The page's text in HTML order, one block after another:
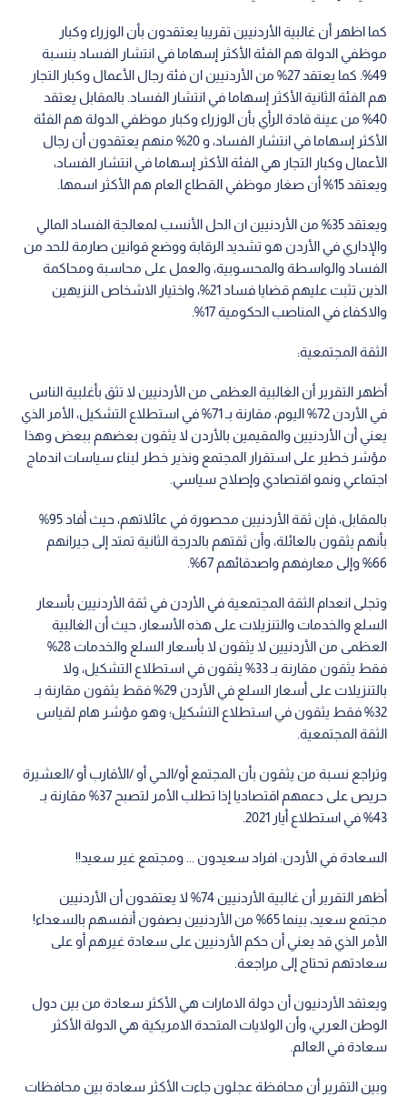
كما اظهر أن غالبية الأردنيين تقريبا يعتقدون بأن الوزراء وكبار
موظفي الدولة هم الفئة الأكثر إسهاما في انتشار الفساد بنسبة
49%. كما يعتقد 27% من الأردنيين ان فئة رجال الأعمال وكبار التجار
هم الفئة الثانية الأكثر إسهاما في انتشار الفساد. بالمقابل يعتقد
40% من عينة قادة الرأي بأن الوزراء وكبار موظفي الدولة هم الفئة
الأكثر إسهاما في انتشار الفساد، و 20% منهم يعتقدون أن رجال
الأعمال وكبار التجار هي الفئة الأكثر إسهاما في انتشار الفساد،
ويعتقد 15% أن صغار موظفي القطاع العام هم الأكثر اسمها.
ويعتقد 35% من الأردنيين ان الحل الأنسب لمعالجة الفساد المالي
والإداري في الأردن هو تشديد الرقابة ووضع قوانين صارمة للحد من
الفساد والواسطة والمحسوبية، والعمل على محاسبة ومحاكمة
الذين تثبت عليهم قضايا فساد 21%، واختيار الاشخاص النزيهين
والاكفاء في المناصب الحكومية 17%.
الثقة المجتمعية:
أظهر التقرير أن الغالبية العظمى من الأردنيين لا تثق بأغلبية الناس
في الأردن 72% اليوم، مقارنة بـ 71% في استطلاع التشكيل، الأمر الذي
يعني أن الأردنيين والمقيمين بالأردن لا يثقون بعضهم ببعض وهذا
مؤشر خطير على استقرار المجتمع ونذير خطر لبناء سياسات اندماج
اجتماعي ونمو اقتصادي وإصلاح سياسي.
بالمقابل، فإن ثقة الأردنيين محصورة في عائلاتهم، حيث أفاد 95%
بأنهم يثقون بالعائلة، وأن ثقتهم بالدرجة الثانية تمتد إلى جيرانهم
66% وإلى معارفهم واصدقائهم 67%.
وتجلى انعدام الثقة المجتمعية في الأردن في ثقة الأردنيين بأسعار
السلع والخدمات والتنزيلات على هذه الأسعار، حيث أن الغالبية
العظمى من الأردنيين لا يثقون لا بأسعار السلع والخدمات 28%
فقط يثقون مقارنة بـ 33% يثقون في استطلاع التشكيل، ولا
بالتنزيلات على أسعار السلع في الأردن 29% فقط يثقون مقارنة بـ
32% فقط يثقون في استطلاع التشكيل؛ وهو مؤشر هام لقياس
الثقة المجتمعية.
وتراجع نسبة من يثقون بأن المجتمع أو/الحي أو /الأقارب أو /العشيرة
حريص على دعمهم اقتصاديا إذا تطلب الأمر لتصبح 37% مقارنة بـ
43% في استطلاع أيار 2021.
السعادة في الأردن: افراد سعيدون ... ومجتمع غير سعيد!!
أظهر التقرير أن غالبية الأردنيين 74% لا يعتقدون أن الأردنيين
مجتمع سعيد، بينما 65% من الأردنيين يصفون أنفسهم بالسعداء!
الأمر الذي قد يعني أن حكم الأردنيين على سعادة غيرهم أو على
سعادتهم تحتاج إلى مراجعة.
ويعتقد الأردنيون أن دولة الامارات هي الأكثر سعادة من بين دول
الوطن العربي، وأن الولايات المتحدة الامريكية هي الدولة الأكثر
سعادة في العالم.
وبين التقرير أن محافظة عجلون جاءت الأكثر سعادة بين محافظات